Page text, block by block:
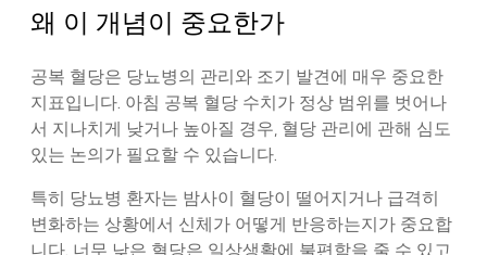
왜 이 개념이 중요한가
공복 혈당은 당뇨병의 관리와 조기 발견에 매우 중요한
지표입니다. 아침 공복 혈당 수치가 정상 범위를 벗어나
서 지나치게 낮거나 높아질 경우, 혈당 관리에 관해 심도
있는 논의가 필요할 수 있습니다.
특히 당뇨병 환자는 밤사이 혈당이 떨어지거나 급격히
변화하는 상황에서 신체가 어떻게 반응하는지가 중요합
니다. 너무 낮은 혈당은 일상생활에 불편함을 줄 수 있고,